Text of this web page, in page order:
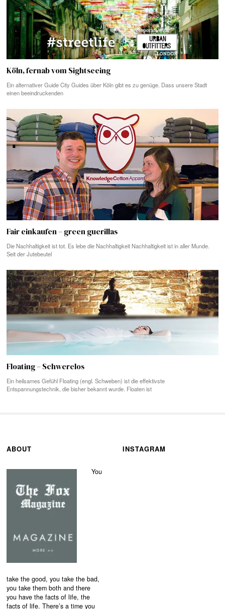
Köln, fernab vom Sightseeing
Ein alternativer Guide City Guides über Köln gibt es zu genüge. Dass unsere Stadt
einen beeindruckenden
Fair einkaufen – green guerillas
Die Nachhaltigkeit ist tot. Es lebe die Nachhaltigkeit Nachhaltigkeit ist in aller Munde.
Seit der Jutebeutel
Floating – Schwerelos
Ein heilsames Gefühl Floating (engl. Schweben) ist die effektivste
Entspannungstechnik, die bisher bekannt wurde. Floaten ist
ABOUT
You
take the good, you take the bad,
you take them both and there
you have the facts of life, the
facts of life. There’s a time you
INSTAGRAM